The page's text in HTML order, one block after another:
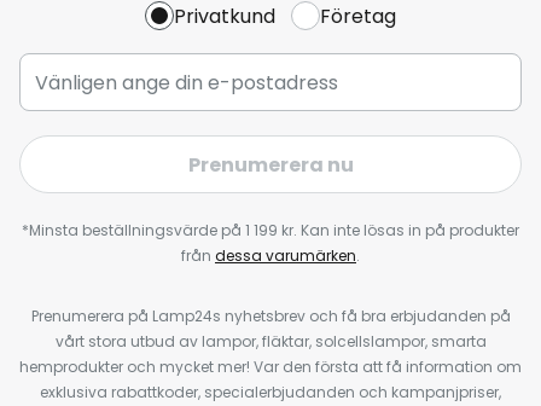
Privatkund Företag
Prenumerera nu
*Minsta beställningsvärde på 1 199 kr. Kan inte lösas in på produkter
från dessa varumärken.
Prenumerera på Lamp24s nyhetsbrev och få bra erbjudanden på
vårt stora utbud av lampor, fläktar, solcellslampor, smarta
hemprodukter och mycket mer! Var den första att få information om
exklusiva rabattkoder, specialerbjudanden och kampanjpriser,